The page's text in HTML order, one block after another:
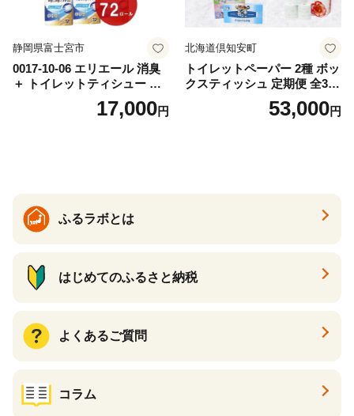
静岡県富士宮市
0017-10-06 エリエール 消臭
＋ トイレットティシュー し
っかり香るフレッシュクリア
の香り ダブル 12ロール×6パ
17,000円
北海道倶知安町
トイレットペーパー 2種 ボッ
クスティッシュ 定期便 全3
回 日本製 まとめ買い 防災
常備品 日用雑貨 消耗品 生活
53,000円
ふるラボとは
はじめてのふるさと納税
よくあるご質問
コラム